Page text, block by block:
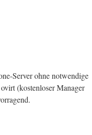
Server ohne notwendige
(kostenloser Manager